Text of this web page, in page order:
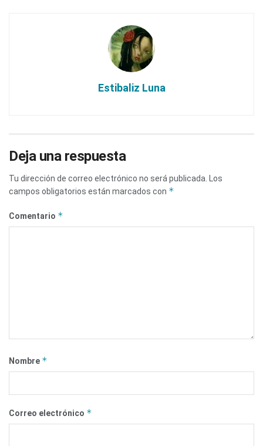
Estibaliz Luna
Deja una respuesta
Tu dirección de correo electrónico no será publicada. Los
campos obligatorios están marcados con *
Comentario *
Nombre *
Correo electrónico *